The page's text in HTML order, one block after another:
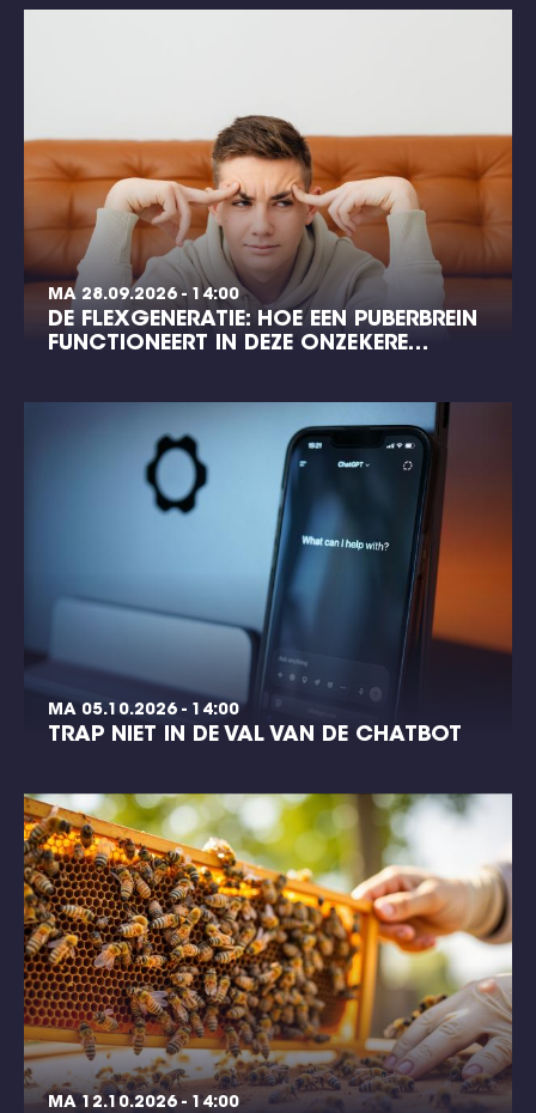
MA 28.09.2026 - 14:00
DE FLEXGENERATIE: HOE EEN PUBERBREIN
FUNCTIONEERT IN DEZE ONZEKERE…
MA 05.10.2026 - 14:00
TRAP NIET IN DE VAL VAN DE CHATBOT
MA 12.10.2026 - 14:00